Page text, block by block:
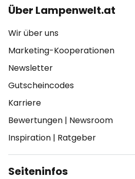
Über Lampenwelt.at
Wir über uns
Marketing-Kooperationen
Newsletter
Gutscheincodes
Karriere
Bewertungen | Newsroom
Inspiration | Ratgeber
Seiteninfos